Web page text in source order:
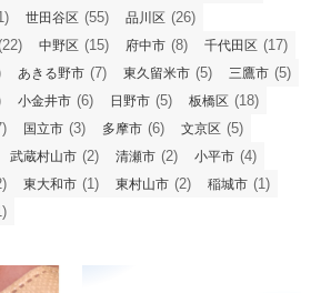
世田谷区 (55) 品川区 (26)
中野区 (15) 府中市 (8) 千代田区 (17)
あきる野市 (7) 東久留米市 (5) 三鷹市 (5)
小金井市 (6) 日野市 (5) 板橋区 (18)
国立市 (3) 多摩市 (6) 文京区 (5)
武蔵村山市 (2) 清瀬市 (2) 小平市 (4)
東大和市 (1) 東村山市 (2) 稲城市 (1)